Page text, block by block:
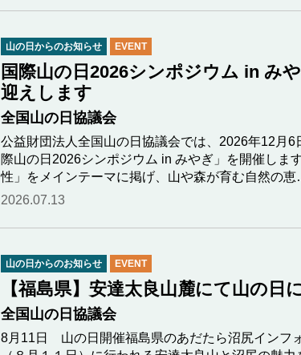
山の日からのお知らせ EVENT
国際山の日2026シンポジウム in み
迎えします
全国山の日協議会
公益財団法人全国山の日協議会では、2026年12月
際山の日2026シンポジウム in みやぎ」を開催しま
性」をメインテーマに掲げ、山や森が育む自然の
2026.07.13
山の日からのお知らせ EVENT
【福島県】安達太良山麓にて山の
全国山の日協議会
8月11日 山の日開催福島県のあだたら沼尻インフ